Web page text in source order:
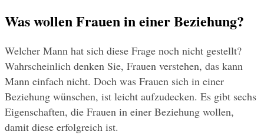
Was wollen Frauen in einer Beziehung?
Welcher Mann hat sich diese Frage noch nicht gestellt?
Wahrscheinlich denken Sie, Frauen verstehen, das kann
Mann einfach nicht. Doch was Frauen sich in einer
Beziehung wünschen, ist leicht aufzudecken. Es gibt sechs
Eigenschaften, die Frauen in einer Beziehung wollen,
damit diese erfolgreich ist.